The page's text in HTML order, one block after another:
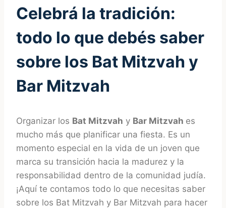
Celebrá la tradición:
todo lo que debés saber
sobre los Bat Mitzvah y
Bar Mitzvah
Organizar los Bat Mitzvah y Bar Mitzvah es
mucho más que planificar una fiesta. Es un
momento especial en la vida de un joven que
marca su transición hacia la madurez y la
responsabilidad dentro de la comunidad judía.
¡Aquí te contamos todo lo que necesitas saber
sobre los Bat Mitzvah y Bar Mitzvah para hacer